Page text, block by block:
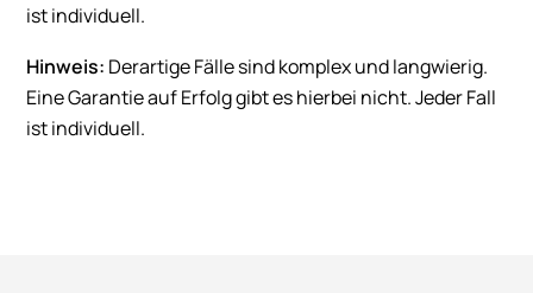
ist individuell.
Hinweis: Derartige Fälle sind komplex und langwierig.
Eine Garantie auf Erfolg gibt es hierbei nicht. Jeder Fall
ist individuell.